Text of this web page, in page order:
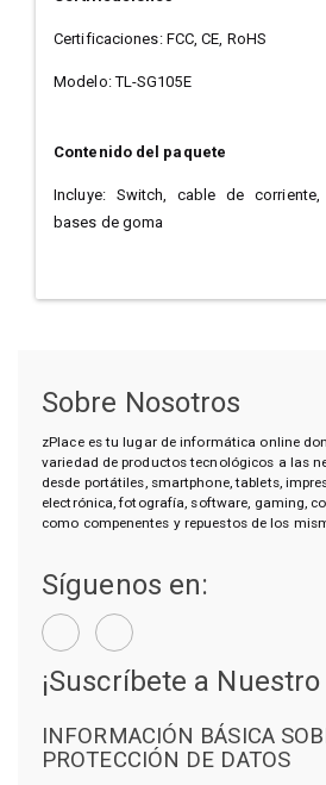
Certificaciones: FCC, CE, RoHS
Modelo: TL-SG105E
Contenido del paquete
Incluye: Switch, cable de
bases de goma
Sobre Nosotros
zPlace es tu lugar de informática online
variedad de productos tecnológicos a las
desde portátiles, smartphone, tablets,
electrónica, fotografía, software, gaming,
como compenentes y repuestos de los
Síguenos en:
¡Suscríbete a
INFORMACIÓN BÁSICA
PROTECCIÓN DE DATOS